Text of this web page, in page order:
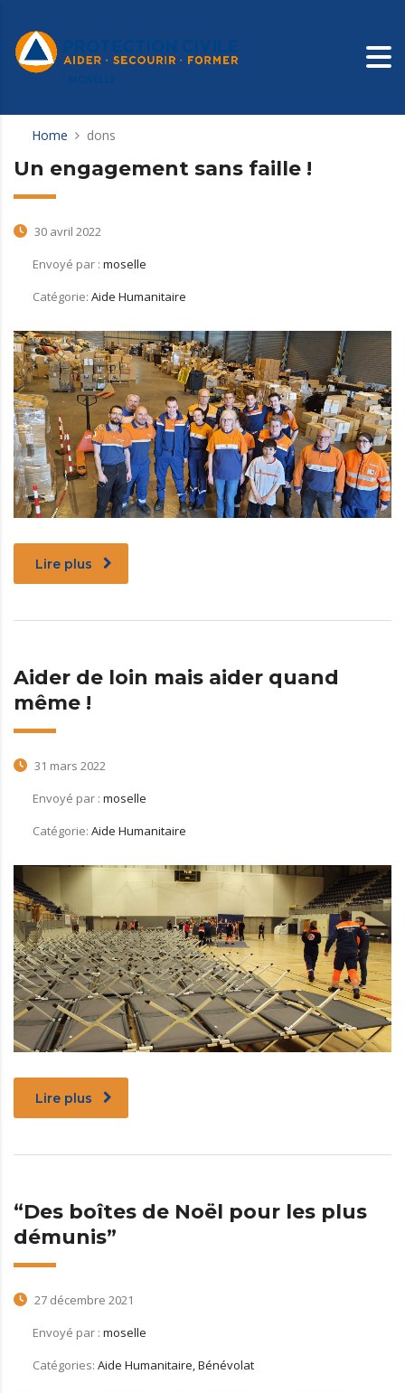
Home dons
Un engagement sans faille !
30 avril 2022
Envoyé par : moselle
Catégorie: Aide Humanitaire
Lire plus
Aider de loin mais aider quand
même !
31 mars 2022
Envoyé par : moselle
Catégorie: Aide Humanitaire
Lire plus
“Des boîtes de Noël pour les plus
démunis”
27 décembre 2021
Envoyé par : moselle
Catégories: Aide Humanitaire, Bénévolat